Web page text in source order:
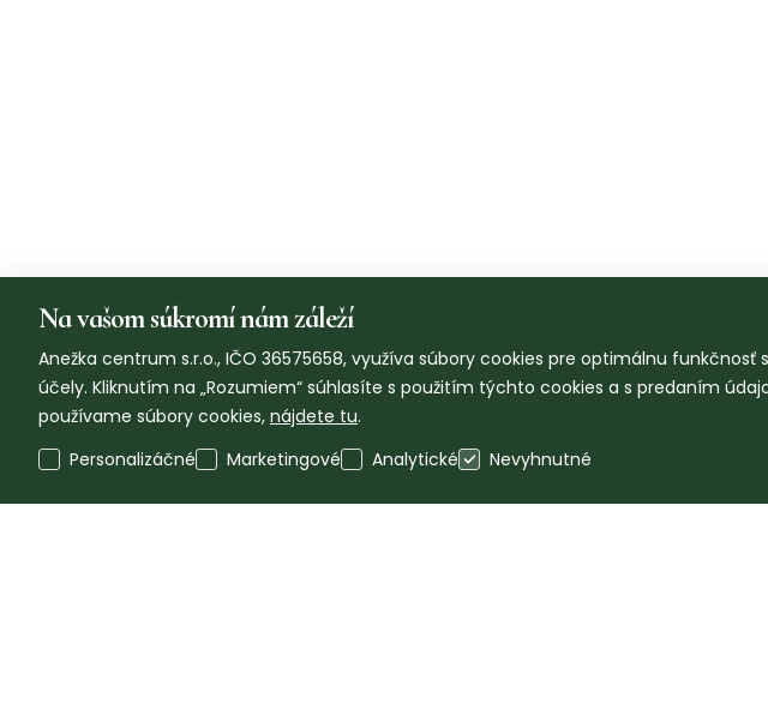
Na vašom súkromí nám záleží
Anežka centrum s.r.o., IČO 36575658, využíva súbory cookies pre optimálnu
účely. Kliknutím na „Rozumiem“ súhlasíte s použitím týchto cookies a s predaním
používame súbory cookies, nájdete tu.
Personalizáčné
Marketingové Analytické Nevyhnutné